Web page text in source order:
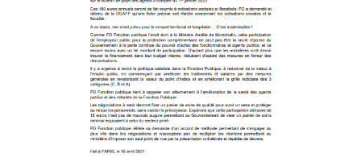
Tous nos journaux
Derniers articles
Fiche technique : Amélioration des droits à retraite des parents